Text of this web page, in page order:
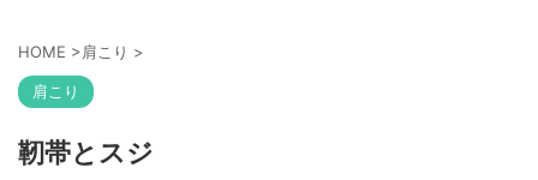
HOME >肩こり >
肩こり
靭帯とスジ